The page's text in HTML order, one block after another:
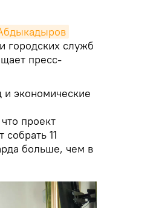
городских служб
пресс-
экономические
проект
11
больше, чем в